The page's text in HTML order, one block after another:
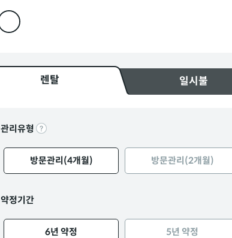
렌탈 일시불
관리유형
방문관리(4개월) 방문관리(2개월)
약정기간
6년 약정 5년 약정